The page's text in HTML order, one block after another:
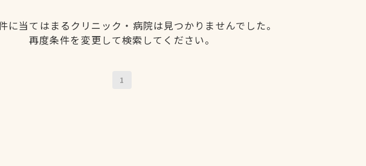
に当てはまるクリニック・病院は見つかりませんでした。
再度条件を変更して検索してください。
1